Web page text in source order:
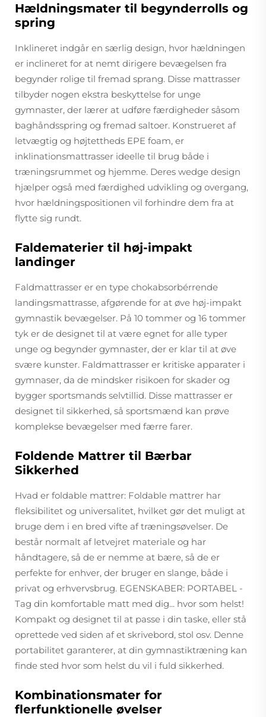
Hældningsmater til begynderrolls og
spring
Inklineret indgår en særlig design, hvor hældningen
er inclineret for at nemt dirigere bevægelsen fra
begynder rolige til fremad sprang. Disse mattrasser
tilbyder nogen ekstra beskyttelse for unge
gymnaster, der lærer at udføre færdigheder såsom
baghåndsspring og fremad saltoer. Konstrueret af
letvægtig og højtettheds EPE foam, er
inklinationsmattrasser ideelle til brug både i
træningsrummet og hjemme. Deres wedge design
hjælper også med færdighed udvikling og overgang,
hvor hældningspositionen vil forhindre dem fra at
flytte sig rundt.
Faldematerier til høj-impakt
landinger
Faldmattrasser er en type chokabsorbérrende
landingsmattrasse, afgørende for at øve høj-impakt
gymnastik bevægelser. På 10 tommer og 16 tommer
tyk er de designet til at være egnet for alle typer
unge og begynder gymnaster, der er klar til at øve
svære kunster. Faldmattrasser er kritiske apparater i
gymnaser, da de mindsker risikoen for skader og
bygger sportsmands selvtillid. Disse mattrasser er
designet til sikkerhed, så sportsmænd kan prøve
komplekse bevægelser med færre farer.
Foldende Mattrer til Bærbar
Sikkerhed
Hvad er foldable mattrer: Foldable mattrer har
fleksibilitet og universalitet, hvilket gør det muligt at
bruge dem i en bred vifte af træningsøvelser. De
består normalt af letvejret materiale og har
håndtagere, så de er nemme at bære, så de er
perfekte for enhver, der bruger en slange, både i
privat og erhvervsbrug. EGENSKABER: PORTABEL -
Tag din komfortable matt med dig... hvor som helst!
Kompakt og designet til at passe i din taske, eller stå
oprettede ved siden af et skrivebord, stol osv. Denne
portabilitet garanterer, at din gymnastiktræning kan
finde sted hvor som helst du vil i fuld sikkerhed.
Kombinationsmater for
flerfunktionelle øvelser